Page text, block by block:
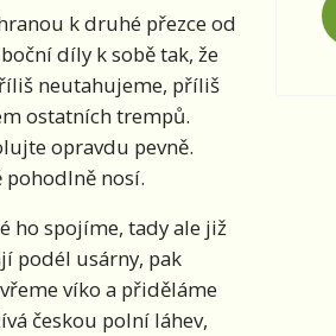
k druhé přezce od
díly k sobě tak, že
neutahujeme, příliš
ostatních trempů.
opravdu pevně.
pohodlně nosí.
ho spojíme, tady ale již
podél usárny, pak
víko a přiděláme
českou polní láhev,